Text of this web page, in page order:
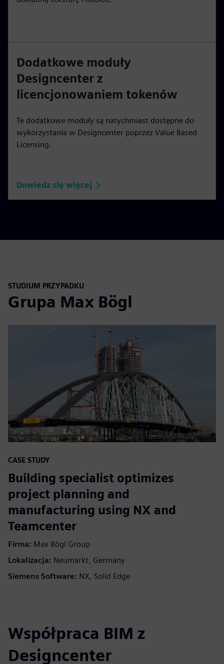
Dodatkowe moduły
Designcenter z
licencjonowaniem tokenów
Te dodatkowe moduły są natychmiast dostępne do
wykorzystania w Designcenter poprzez Value Based
Licensing.
Dowiedz się więcej
STUDIUM PRZYPADKU
Grupa Max Bögl
CASE STUDY
Building specialist optimizes
project planning and
manufacturing using NX and
Teamcenter
Firma: Max Bögl Group
Lokalizacja: Neumarkt, Germany
Siemens Software: NX, Solid Edge
Współpraca BIM z
Designcenter